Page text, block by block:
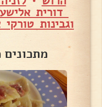
דורית אלישע
וגבינות